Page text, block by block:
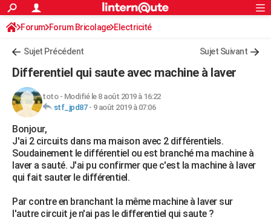
ACTUALITÉS
Politique
Société
Faits Divers
Education
Monde
Villes
+
FINANCE
Retraite
Impôts
Epargne
Immobilier
Risques naturels par ville
Banque
Assurance
Crédit
AUTO
Essais
Réserver un essai
Citadines
Berlines
SUV
Forum auto
+HIGH-TECH
Mobiles
Meilleur smartphone
Internet
Ordinateurs
Jeux vidéo
Guide high-tech
+BRICOLAGE
Forum
Aménagement intérieur
Extérieur
Cuisine
Salle de bains
Jardinage
Rangement
Guides de France
Escapades
Patrimoine
Expositions
Musées
Week-end nature
+LIFESTYLE
S'inscrire
Connexion
Forum Forum Bricolage Electricité
Sujet Précédent Sujet Suivant
Differentiel qui saute avec machine à laver
toto- Modifié le 8 août 2019 à 16:22
stf_jpd87- 9 août 2019 à 07:06
Bonjour,
J'ai 2 circuits dans ma maison avec 2 différentiels.
Soudainement le différentiel ou est branché ma machine à
laver a sauté. J'ai pu confirmer que c'est la machine à laver
qui fait sauter le différentiel.
Par contre en branchant la même machine à laver sur
l'autre circuit je n'ai pas le differentiel qui saute ?